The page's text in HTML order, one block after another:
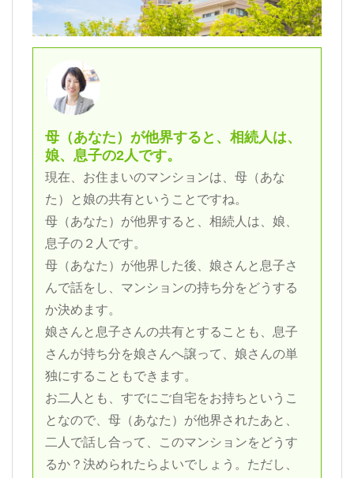
母（あなた）が他界すると、相続人は、
娘、息子の2人です。
現在、お住まいのマンションは、母（あな
た）と娘の共有ということですね。
母（あなた）が他界すると、相続人は、娘、
息子の２人です。
母（あなた）が他界した後、娘さんと息子さ
んで話をし、マンションの持ち分をどうする
か決めます。
娘さんと息子さんの共有とすることも、息子
さんが持ち分を娘さんへ譲って、娘さんの単
独にすることもできます。
お二人とも、すでにご自宅をお持ちというこ
となので、母（あなた）が他界されたあと、
二人で話し合って、このマンションをどうす
るか？決められたらよいでしょう。ただし、